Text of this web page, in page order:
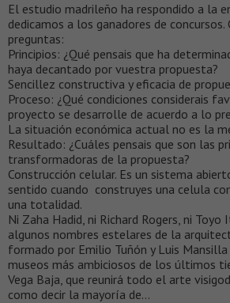
El estudio madrileño ha respondido a la
dedicamos a los ganadores de
preguntas:
Principios: ¿Qué pensais que ha
haya decantado por vuestra propuesta?
Sencillez constructiva y eficacia de
Proceso: ¿Qué condiciones considerais
proyecto se desarrolle de acuerdo a lo
La situación económica actual no es la
Resultado: ¿Cuáles pensais que son las
transformadoras de la propuesta?
Construcción celular. Es un sistema
sentido cuando construyes una celula
una totalidad.
Ni Zaha Hadid, ni Richard Rogers, ni
algunos nombres estelares de la
formado por Emilio Tuñón y Luis
museos más ambiciosos de los últimos
Vega Baja, que reunirá todo el arte
como decir la mayoría de…